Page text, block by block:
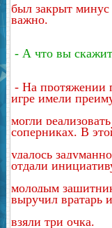
был закрыт минус
важно.
- А что вы
- На протяжении
игре имели
могли
соперниках. В
удалось
отдали
молодым
выручил вратарь
взяли три очка.